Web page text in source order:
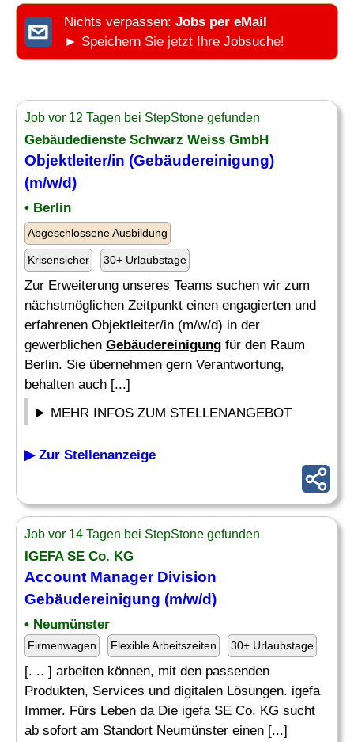
Nichts verpassen: Jobs per eMail
► Speichern Sie jetzt Ihre Jobsuche!
Job vor 12 Tagen bei StepStone gefunden
Gebäudedienste Schwarz Weiss GmbH
Objektleiter/in (Gebäudereinigung)
(m/w/d)
• Berlin
Abgeschlossene Ausbildung
Krisensicher 30+ Urlaubstage
Zur Erweiterung unseres Teams suchen wir zum
nächstmöglichen Zeitpunkt einen engagierten und
erfahrenen Objektleiter/in (m/w/d) in der
gewerblichen Gebäudereinigung für den Raum
Berlin. Sie übernehmen gern Verantwortung,
behalten auch [...]
MEHR INFOS ZUM STELLENANGEBOT
▶ Zur Stellenanzeige
Job vor 14 Tagen bei StepStone gefunden
IGEFA SE Co. KG
Account Manager Division
Gebäudereinigung (m/w/d)
• Neumünster
Firmenwagen Flexible Arbeitszeiten 30+ Urlaubstage
[. .. ] arbeiten können, mit den passenden
Produkten, Services und digitalen Lösungen. igefa
Immer. Fürs Leben da Die igefa SE Co. KG sucht
ab sofort am Standort Neumünster einen [...]